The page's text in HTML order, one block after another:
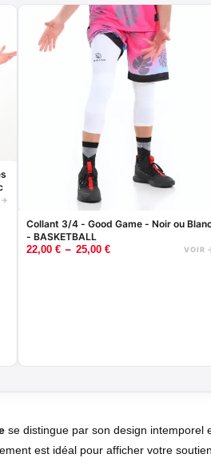
→
Collant 3/4 - Good Game - Noir ou
- BASKETBALL
22,00 € – 25,00 € VOIR
se distingue par son design intemporel
est idéal pour afficher votre